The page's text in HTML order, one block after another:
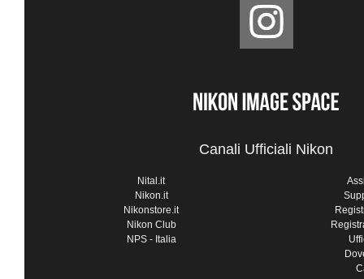
Canali Ufficiali Nikon
Nital.it
Nikon.it
Nikonstore.it
Nikon Club
NPS - Italia